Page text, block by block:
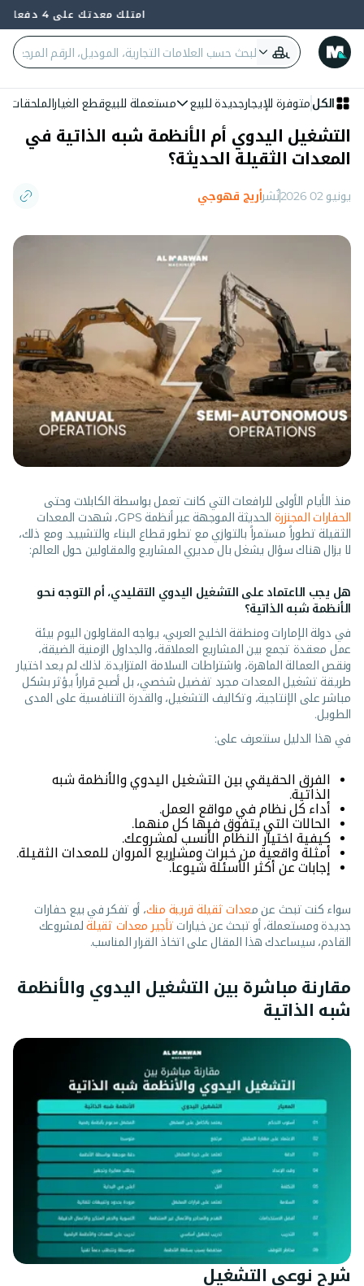
امتلك معدتك على 4 دفعات — 0% فائدة وبدون بنك
الكل متوفرة للإيجارجديدة للبيع مستعملة للبيعقطع الغيارالملحقات
التشغيل اليدوي أم الأنظمة شبه الذاتية في
المعدات الثقيلة الحديثة؟
يونيو 02 2026 نُشرأريج قهوجي
منذ الأيام الأولى للرافعات التي كانت تعمل بواسطة الكابلات وحتى
الحفارات المجنزرة
الحديثة الموجهة عبر أنظمة GPS، شهدت المعدات
الثقيلة تطوراً مستمراً بالتوازي مع تطور قطاع البناء والتشييد. ومع ذلك،
لا يزال هناك سؤال يشغل بال مديري المشاريع والمقاولين حول العالم:
هل يجب الاعتماد على التشغيل اليدوي التقليدي، أم التوجه نحو
الأنظمة شبه الذاتية؟
في دولة الإمارات ومنطقة الخليج العربي، يواجه المقاولون اليوم بيئة
عمل معقدة تجمع بين المشاريع العملاقة، والجداول الزمنية الضيقة،
ونقص العمالة الماهرة، واشتراطات السلامة المتزايدة. لذلك لم يعد اختيار
طريقة تشغيل المعدات مجرد تفضيل شخصي، بل أصبح قراراً يؤثر بشكل
مباشر على الإنتاجية، وتكاليف التشغيل، والقدرة التنافسية على المدى
الطويل.
في هذا الدليل سنتعرف على:
الفرق الحقيقي بين التشغيل اليدوي والأنظمة شبه
الذاتية.
أداء كل نظام في مواقع العمل.
الحالات التي يتفوق فيها كل منهما.
كيفية اختيار النظام الأنسب لمشروعك.
أمثلة واقعية من خبرات ومشاريع المروان للمعدات الثقيلة.
إجابات عن أكثر الأسئلة شيوعاً.
سواء كنت تبحث عن معدات ثقيلة قريبة منك، أو تفكر في بيع حفارات
جديدة ومستعملة، أو تبحث عن خياراتتأجير معدات ثقيلةلمشروعك
القادم، سيساعدك هذا المقال على اتخاذ القرار المناسب.
مقارنة مباشرة بين التشغيل اليدوي والأنظمة
شبه الذاتية
شرح نوعي التشغيل